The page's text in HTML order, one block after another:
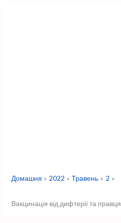
Домашня 2022 Травень 2
Вакцинація від дифтерії та правця